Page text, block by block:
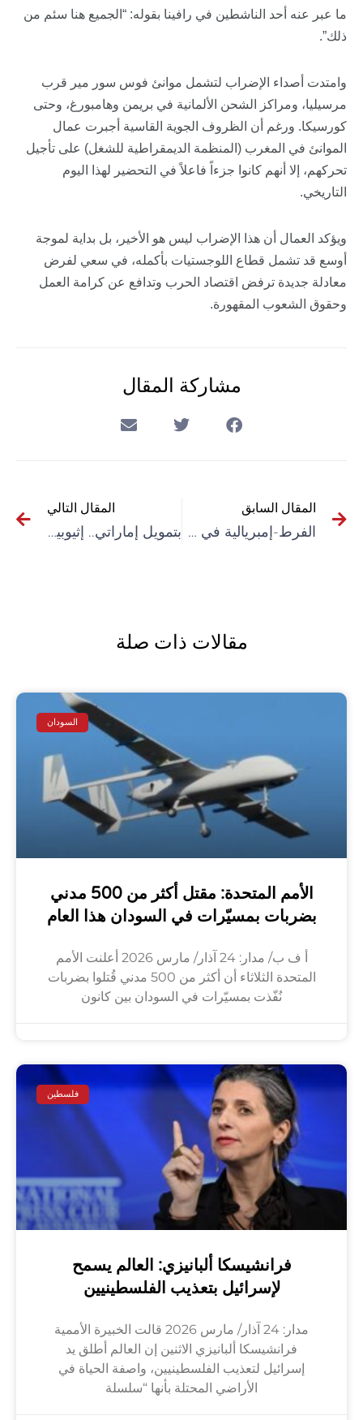
ما عبر عنه أحد الناشطين في رافينا بقوله: “الجميع هنا سئم من
ذلك”.
وامتدت أصداء الإضراب لتشمل موانئ فوس سور مير قرب
مرسيليا، ومراكز الشحن الألمانية في بريمن وهامبورغ، وحتى
كورسيكا. ورغم أن الظروف الجوية القاسية أجبرت عمال
الموانئ في المغرب (المنظمة الديمقراطية للشغل) على تأجيل
تحركهم، إلا أنهم كانوا جزءاً فاعلاً في التحضير لهذا اليوم
التاريخي.
ويؤكد العمال أن هذا الإضراب ليس هو الأخير، بل بداية لموجة
أوسع قد تشمل قطاع اللوجستيات بأكمله، في سعي لفرض
معادلة جديدة ترفض اقتصاد الحرب وتدافع عن كرامة العمل
وحقوق الشعوب المقهورة.
مشاركة المقال
المقال السابق
الفرط-إمبريالية في حالة اندفاع قصوى: المراسلة 3 (2026)
المقال التالي
بتمويل إماراتي.. إثيوبيا تبني معسكرا سريا لتدريب مقاتلين لقوات الدعم السريع
مقالات ذات صلة
السودان
الأمم المتحدة: مقتل أكثر من 500 مدني
بضربات بمسيّرات في السودان هذا العام
أ ف ب/ مدار: 24 آذار/ مارس 2026 أعلنت الأمم
المتحدة الثلاثاء أن أكثر من 500 مدني قُتلوا بضربات
نُفّذت بمسيّرات في السودان بين كانون
فلسطين
فرانشيسكا ألبانيزي: العالم يسمح
لإسرائيل بتعذيب الفلسطينيين
مدار: 24 آذار/ مارس 2026 قالت الخبيرة الأممية
فرانشيسكا ألبانيزي الاثنين إن العالم أطلق يد
إسرائيل لتعذيب الفلسطينيين، واصفة الحياة في
الأراضي المحتلة بأنها “سلسلة